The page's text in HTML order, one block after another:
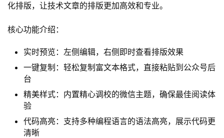
化排版，让技术文章的排版更加高效和专业。
核心功能介绍：
实时预览：左侧编辑，右侧即时查看排版效果
一键复制：轻松复制富文本格式，直接粘贴到公众号后
台
精美样式：内置精心调校的微信主题，确保最佳阅读体
验
代码高亮：支持多种编程语言的语法高亮，展示代码更
清晰